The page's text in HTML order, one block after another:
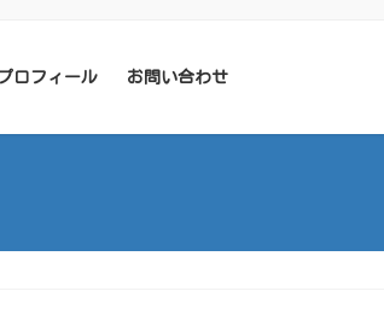
ロフィール お問い合わせ